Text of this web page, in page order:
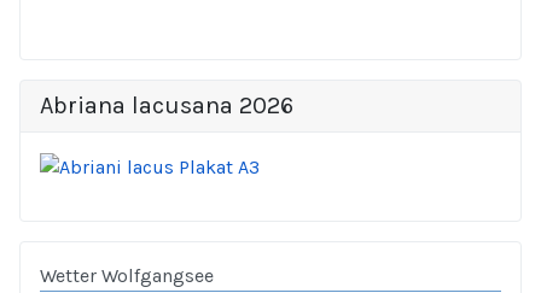
Abriana lacusana 2026
Wetter Wolfgangsee